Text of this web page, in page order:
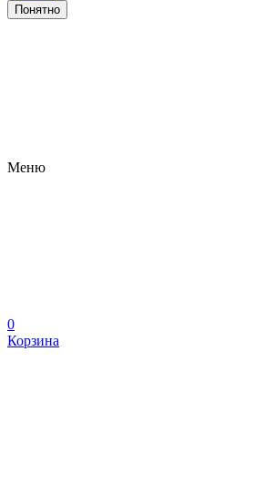
Понятно
Меню
0
Корзина